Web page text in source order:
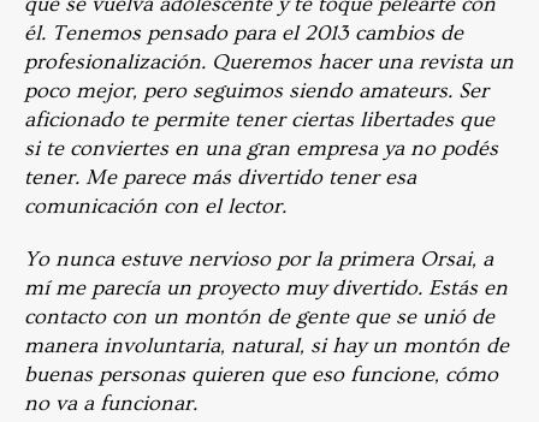
él. Tenemos pensado para el 2013 cambios de
profesionalización. Queremos hacer una revista un
poco mejor, pero seguimos siendo amateurs. Ser
aficionado te permite tener ciertas libertades que
si te conviertes en una gran empresa ya no podés
tener. Me parece más divertido tener esa
comunicación con el lector.
Yo nunca estuve nervioso por la primera Orsai, a
mí me parecía un proyecto muy divertido. Estás en
contacto con un montón de gente que se unió de
manera involuntaria, natural, si hay un montón de
buenas personas quieren que eso funcione, cómo
no va a funcionar.